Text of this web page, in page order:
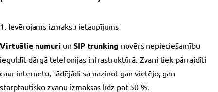
1. Ievērojams izmaksu ietaupījums
Virtuālie numuri un SIP trunking novērš nepieciešamību
ieguldīt dārgā telefonijas infrastruktūrā. Zvani tiek pārraidīti
caur internetu, tādējādi samazinot gan vietējo, gan
starptautisko zvanu izmaksas līdz pat 50 %.